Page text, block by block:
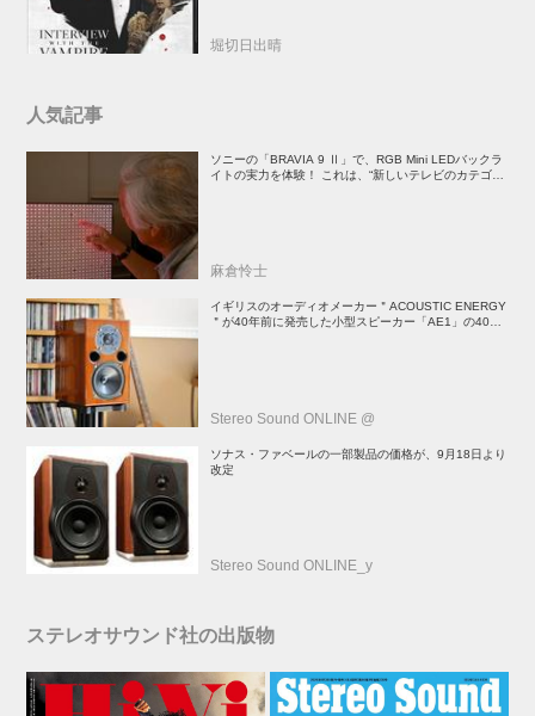
堀切日出晴
人気記事
ソニーの「BRAVIA 9 Ⅱ」で、RGB Mini LEDバックラ
イトの実力を体験！ これは、“新しいテレビのカテゴリ
麻倉怜士
イギリスのオーディオメーカー＂ACOUSTIC ENERGY
＂が40年前に発売した小型スピーカー「AE1」の40周
Stereo Sound ONLINE @
ソナス・ファベールの一部製品の価格が、9月18日より
改定
Stereo Sound ONLINE_y
ステレオサウンド社の出版物